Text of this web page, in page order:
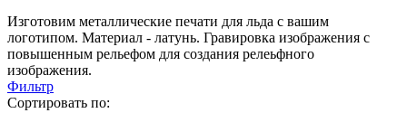
Изготовим металлические печати для льда с вашим
логотипом. Материал - латунь. Гравировка изображения с
повышенным рельефом для создания релеьфного
изображения.
Фильтр
Сортировать по: